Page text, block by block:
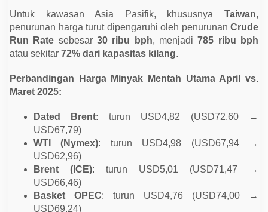
Untuk kawasan Asia Pasifik, khususnya Taiwan,
penurunan harga turut dipengaruhi oleh penurunan Crude
Run Rate sebesar30 ribu bph, menjadi785 ribu bph
atau sekitar 72% dari kapasitas kilang.
Perbandingan Harga Minyak Mentah Utama April vs.
Maret 2025:
Dated Brent: turun USD4,82 (USD72,60 →
USD67,79)
WTI (Nymex): turun USD4,98 (USD67,94 →
USD62,96)
Brent (ICE): turun USD5,01 (USD71,47 →
USD66,46)
Basket OPEC: turun USD4,76 (USD74,00 →
USD69,24)